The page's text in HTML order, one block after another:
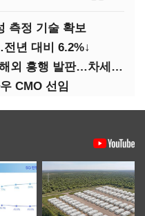
측정 기술 확보
년 대비 6.2%↓
SK바이오팜, 뇌전증 신약 해외 흥행 발판…차세대 신약 개발 속도
CMO 선임